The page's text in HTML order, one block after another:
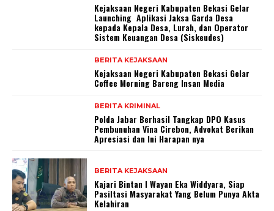
Kejaksaan Negeri Kabupaten Bekasi Gelar
Launching Aplikasi Jaksa Garda Desa
kepada Kepala Desa, Lurah, dan Operator
Sistem Keuangan Desa (Siskeudes)
BERITA KEJAKSAAN
Kejaksaan Negeri Kabupaten Bekasi Gelar
Coffee Morning Bareng Insan Media
BERITA KRIMINAL
Polda Jabar Berhasil Tangkap DPO Kasus
Pembunuhan Vina Cirebon, Advokat Berikan
Apresiasi dan Ini Harapan nya
BERITA KEJAKSAAN
Kajari Bintan I Wayan Eka Widdyara, Siap
Pasiltasi Masyarakat Yang Belum Punya Akta
Kelahiran